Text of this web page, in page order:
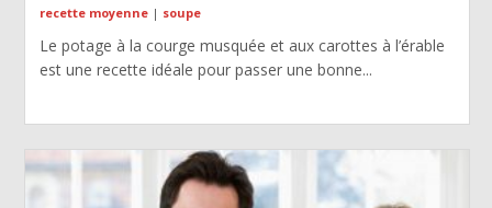
recette moyenne| soupe
Le potage à la courge musquée et aux carottes à l’érable
est une recette idéale pour passer une bonne...